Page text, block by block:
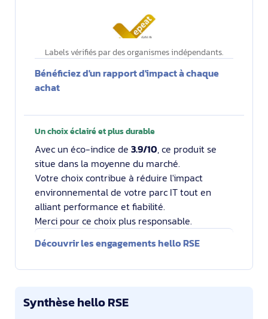
Labels vérifiés par des organismes indépendants.
Bénéficiez d'un rapport d'impact à chaque
achat
Un choix éclairé et plus durable
Avec un éco-indice de 3.9/10, ce produit se
situe dans la moyenne du marché.
Votre choix contribue à réduire l'impact
environnemental de votre parc IT tout en
alliant performance et fiabilité.
Merci pour ce choix plus responsable.
Découvrir les engagements hello RSE
Synthèse hello RSE